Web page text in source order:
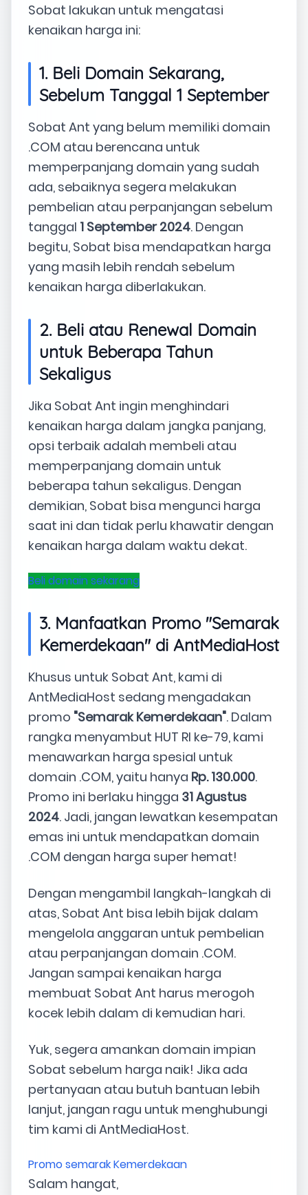
Sobat lakukan untuk mengatasi
kenaikan harga ini:
1. Beli Domain Sekarang,
Sebelum Tanggal 1 September
Sobat Ant yang belum memiliki domain
.COM atau berencana untuk
memperpanjang domain yang sudah
ada, sebaiknya segera melakukan
pembelian atau perpanjangan sebelum
tanggal 1 September 2024. Dengan
begitu, Sobat bisa mendapatkan harga
yang masih lebih rendah sebelum
kenaikan harga diberlakukan.
2. Beli atau Renewal Domain
untuk Beberapa Tahun
Sekaligus
Jika Sobat Ant ingin menghindari
kenaikan harga dalam jangka panjang,
opsi terbaik adalah membeli atau
memperpanjang domain untuk
beberapa tahun sekaligus. Dengan
demikian, Sobat bisa mengunci harga
saat ini dan tidak perlu khawatir dengan
kenaikan harga dalam waktu dekat.
Beli domain sekarang
3. Manfaatkan Promo "Semarak
Kemerdekaan" di AntMediaHost
Khusus untuk Sobat Ant, kami di
AntMediaHost sedang mengadakan
promo "Semarak Kemerdekaan". Dalam
rangka menyambut HUT RI ke-79, kami
menawarkan harga spesial untuk
domain .COM, yaitu hanya Rp. 130.000.
Promo ini berlaku hingga 31 Agustus
2024. Jadi, jangan lewatkan kesempatan
emas ini untuk mendapatkan domain
.COM dengan harga super hemat!
Dengan mengambil langkah-langkah di
atas, Sobat Ant bisa lebih bijak dalam
mengelola anggaran untuk pembelian
atau perpanjangan domain .COM.
Jangan sampai kenaikan harga
membuat Sobat Ant harus merogoh
kocek lebih dalam di kemudian hari.
Yuk, segera amankan domain impian
Sobat sebelum harga naik! Jika ada
pertanyaan atau butuh bantuan lebih
lanjut, jangan ragu untuk menghubungi
tim kami di AntMediaHost.
Promo semarak Kemerdekaan
Salam hangat,